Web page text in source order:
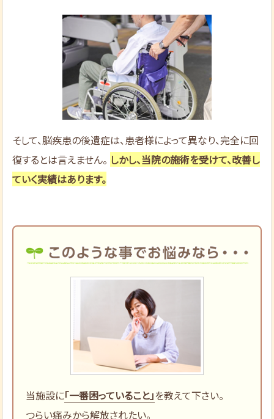
そして、脳疾患の後遺症は、患者様によって異なり、完全に回
復するとは言えません。 しかし、当院の施術を受けて、改善し
ていく実績はあります。
当施設に「一番困っていること」を教えて下さい。
つらい痛みから解放されたい。